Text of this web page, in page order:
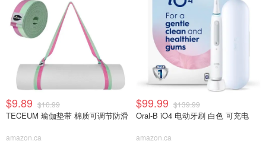
$9.89 $10.99
TECEUM 瑜伽垫带 棉质可调节防滑
amazon.ca
$99.99 $139.99
Oral-B iO4 电动牙刷 白色 可充电
amazon.ca